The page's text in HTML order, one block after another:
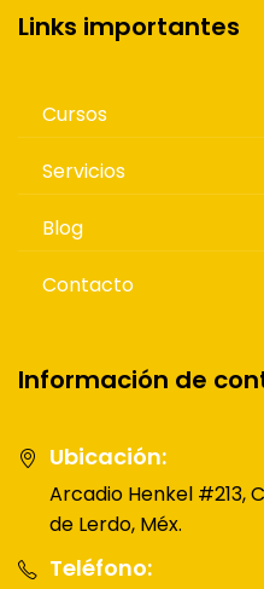
Links importantes
Cursos
Servicios
Blog
Contacto
Información de
Ubicación:
Arcadio Henkel #213,
de Lerdo, Méx.
Teléfono: